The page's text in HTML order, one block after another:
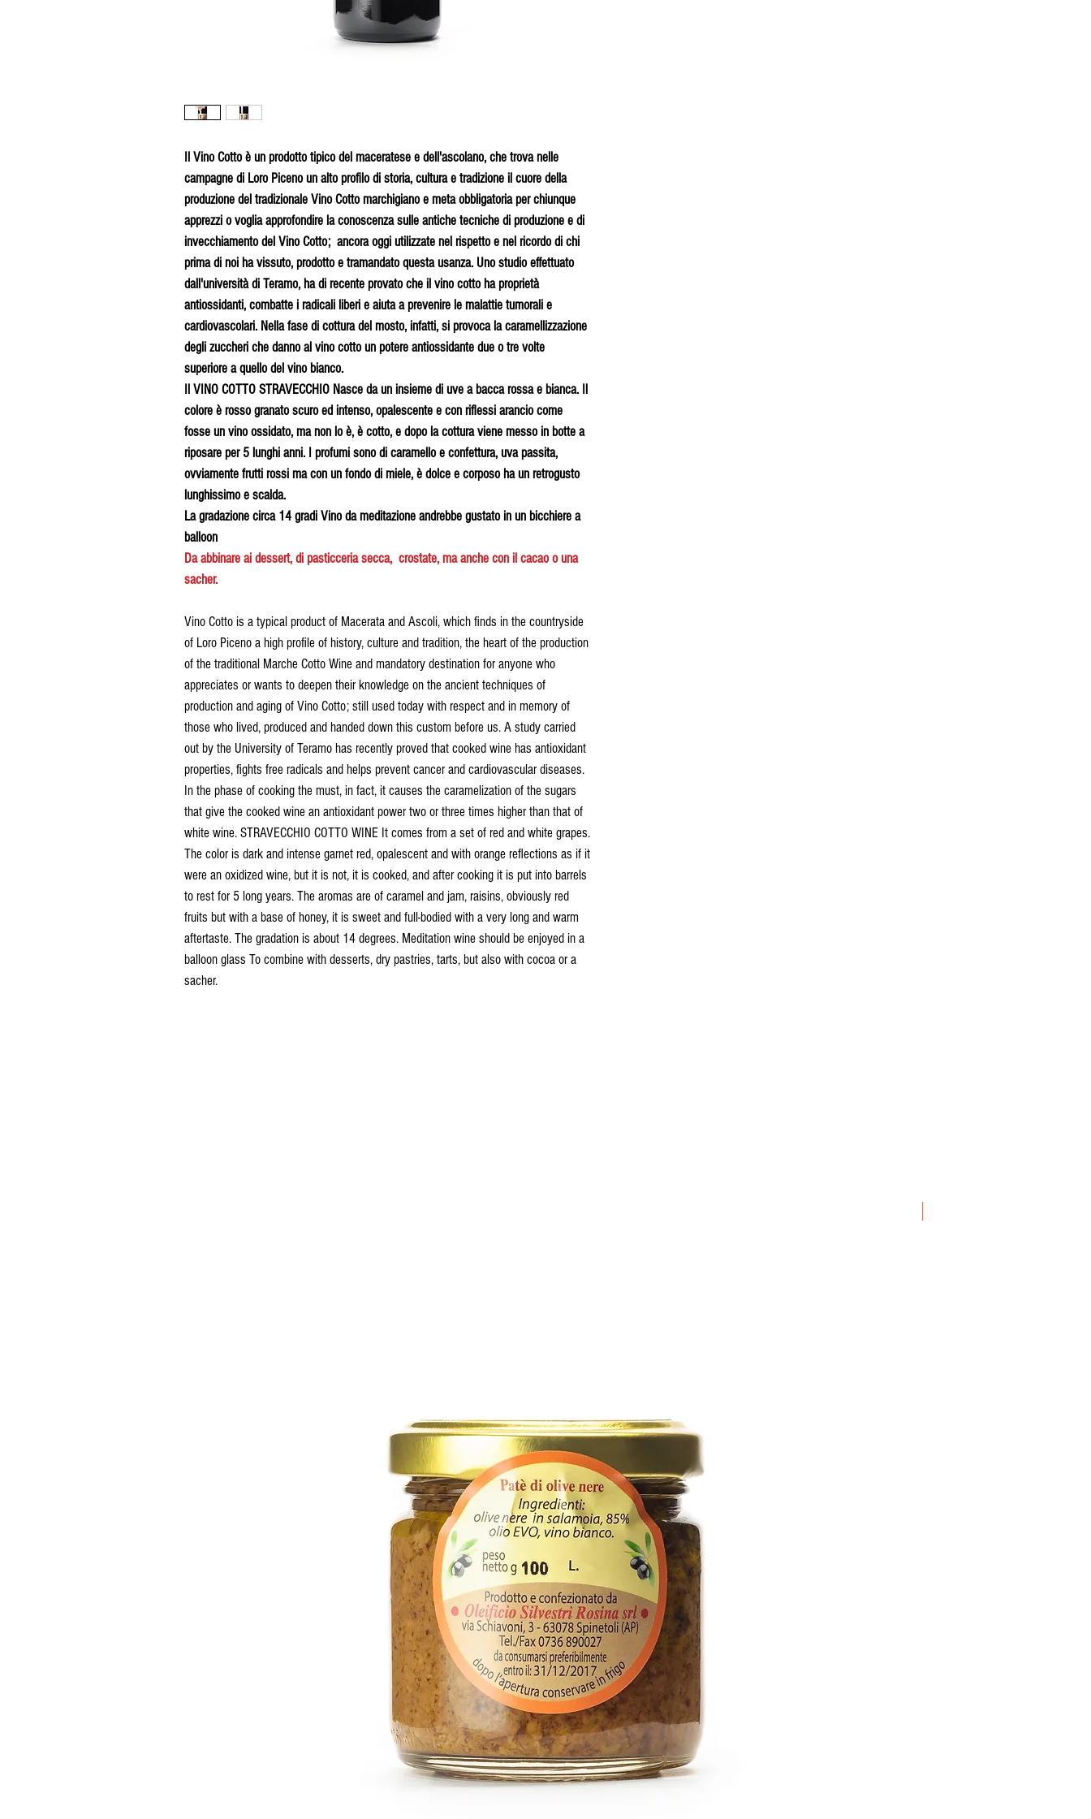
Il Vino Cotto è un prodotto tipico del maceratese e dell'ascolano, che trova nelle
campagne di Loro Piceno un alto profilo di storia, cultura e tradizione il cuore della
produzione del tradizionale Vino Cotto marchigiano e meta obbligatoria per chiunque
apprezzi o voglia approfondire la conoscenza sulle antiche tecniche di produzione e di
invecchiamento del Vino Cotto; ancora oggi utilizzate nel rispetto e nel ricordo di chi
prima di noi ha vissuto, prodotto e tramandato questa usanza. Uno studio effettuato
dall'università di Teramo, ha di recente provato che il vino cotto ha proprietà
antiossidanti, combatte i radicali liberi e aiuta a prevenire le malattie tumorali e
cardiovascolari. Nella fase di cottura del mosto, infatti, si provoca la caramellizzazione
degli zuccheri che danno al vino cotto un potere antiossidante due o tre volte
superiore a quello del vino bianco.
Il VINO COTTO STRAVECCHIO Nasce da un insieme di uve a bacca rossa e bianca. Il
colore è rosso granato scuro ed intenso, opalescente e con riflessi arancio come
fosse un vino ossidato, ma non lo è, è cotto, e dopo la cottura viene messo in botte a
riposare per 5 lunghi anni. I profumi sono di caramello e confettura, uva passita,
ovviamente frutti rossi ma con un fondo di miele, è dolce e corposo ha un retrogusto
lunghissimo e scalda.
La gradazione circa 14 gradi Vino da meditazione andrebbe gustato in un bicchiere a
balloon
Da abbinare ai dessert, di pasticceria secca, crostate, ma anche con il cacao o una
sacher.
Vino Cotto is a typical product of Macerata and Ascoli, which finds in the countryside
of Loro Piceno a high profile of history, culture and tradition, the heart of the production
of the traditional Marche Cotto Wine and mandatory destination for anyone who
appreciates or wants to deepen their knowledge on the ancient techniques of
production and aging of Vino Cotto; still used today with respect and in memory of
those who lived, produced and handed down this custom before us. A study carried
out by the University of Teramo has recently proved that cooked wine has antioxidant
properties, fights free radicals and helps prevent cancer and cardiovascular diseases.
In the phase of cooking the must, in fact, it causes the caramelization of the sugars
that give the cooked wine an antioxidant power two or three times higher than that of
white wine. STRAVECCHIO COTTO WINE It comes from a set of red and white grapes.
The color is dark and intense garnet red, opalescent and with orange reflections as if it
were an oxidized wine, but it is not, it is cooked, and after cooking it is put into barrels
to rest for 5 long years. The aromas are of caramel and jam, raisins, obviously red
fruits but with a base of honey, it is sweet and full-bodied with a very long and warm
aftertaste. The gradation is about 14 degrees. Meditation wine should be enjoyed in a
balloon glass To combine with desserts, dry pastries, tarts, but also with cocoa or a
sacher.